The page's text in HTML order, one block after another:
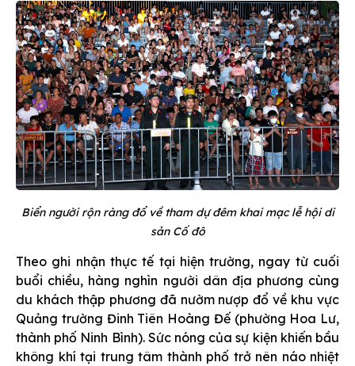
Biển người rộn ràng đổ về tham dự đêm khai mạc lễ hội di
sản Cố đô
Theo ghi nhận thực tế tại hiện trường, ngay từ cuối
buổi chiều, hàng nghìn người dân địa phương cùng
du khách thập phương đã nườm nượp đổ về khu vực
Quảng trường Đinh Tiên Hoàng Đế (phường Hoa Lư,
thành phố Ninh Bình). Sức nóng của sự kiện khiến bầu
không khí tại trung tâm thành phố trở nên náo nhiệt